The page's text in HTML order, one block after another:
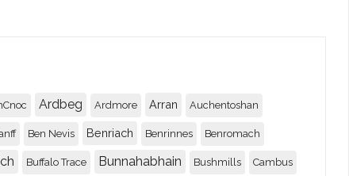
Ardbeg Ardmore Arran Auchentoshan
Ben Nevis Benriach Benrinnes Benromach
Buffalo Trace Bunnahabhain Bushmills Cambus